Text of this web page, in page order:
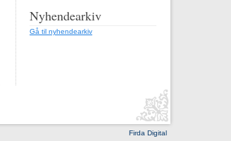
Nyhendearkiv
Gå til nyhendearkiv
Firda Digital